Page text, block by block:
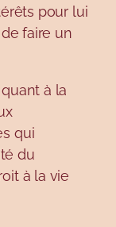
pour lui
faire un
à la
qui
du
à la vie